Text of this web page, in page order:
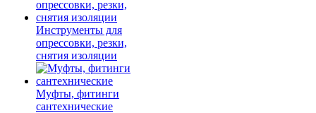
Инструменты для
опрессовки, резки,
снятия изоляции
Муфты, фитинги
сантехнические